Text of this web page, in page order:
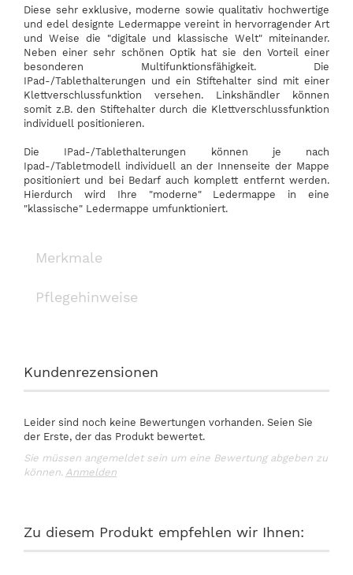
Diese sehr exklusive, moderne sowie qualitativ hochwertige
und edel designte Ledermappe vereint in hervorragender Art
und Weise die "digitale und klassische Welt" miteinander.
Neben einer sehr schönen Optik hat sie den Vorteil einer
besonderen Multifunktionsfähigkeit. Die
IPad-/Tablethalterungen und ein Stiftehalter sind mit einer
Klettverschlussfunktion versehen. Linkshändler können
somit z.B. den Stiftehalter durch die Klettverschlussfunktion
individuell positionieren.
Die IPad-/Tablethalterungen können je nach
Ipad-/Tabletmodell individuell an der Innenseite der Mappe
positioniert und bei Bedarf auch komplett entfernt werden.
Hierdurch wird Ihre "moderne" Ledermappe in eine
"klassische" Ledermappe umfunktioniert.
Merkmale
Pflegehinweise
Kundenrezensionen
Leider sind noch keine Bewertungen vorhanden. Seien Sie
der Erste, der das Produkt bewertet.
Sie müssen angemeldet sein um eine Bewertung abgeben zu
können. Anmelden
Zu diesem Produkt empfehlen wir Ihnen: